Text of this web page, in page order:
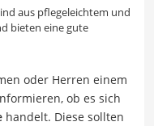
aus pflegeleichtem und
bieten eine gute
oder Herren einem
ob es sich
handelt. Diese sollten